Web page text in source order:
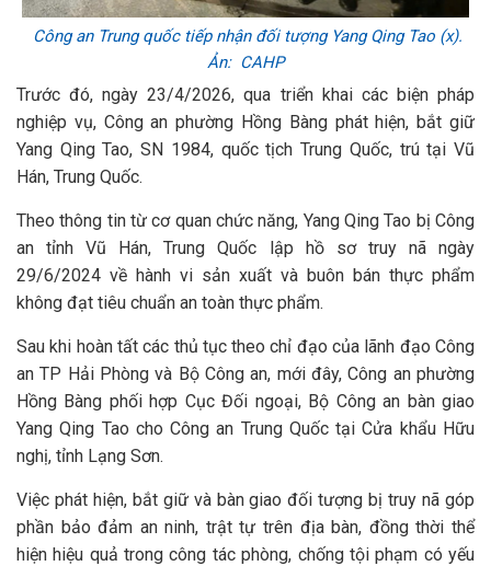
Công an Trung quốc tiếp nhận đối tượng Yang Qing Tao (x).
Ản: CAHP
Trước đó, ngày 23/4/2026, qua triển khai các biện pháp
nghiệp vụ, Công an phường Hồng Bàng phát hiện, bắt giữ
Yang Qing Tao, SN 1984, quốc tịch Trung Quốc, trú tại Vũ
Hán, Trung Quốc.
Theo thông tin từ cơ quan chức năng, Yang Qing Tao bị Công
an tỉnh Vũ Hán, Trung Quốc lập hồ sơ truy nã ngày
29/6/2024 về hành vi sản xuất và buôn bán thực phẩm
không đạt tiêu chuẩn an toàn thực phẩm.
Sau khi hoàn tất các thủ tục theo chỉ đạo của lãnh đạo Công
an TP Hải Phòng và Bộ Công an, mới đây, Công an phường
Hồng Bàng phối hợp Cục Đối ngoại, Bộ Công an bàn giao
Yang Qing Tao cho Công an Trung Quốc tại Cửa khẩu Hữu
nghị, tỉnh Lạng Sơn.
Việc phát hiện, bắt giữ và bàn giao đối tượng bị truy nã góp
phần bảo đảm an ninh, trật tự trên địa bàn, đồng thời thể
hiện hiệu quả trong công tác phòng, chống tội phạm có yếu